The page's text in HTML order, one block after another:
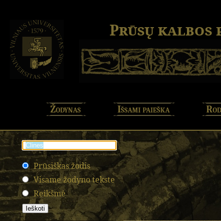
Prūsų kalbos
Žodynas Išsami paieška
Prūsiškas žodis
Visame žodyno tekste
Reikšmė